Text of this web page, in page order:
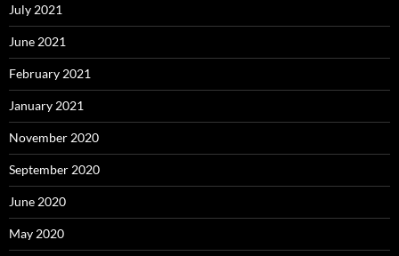
July 2021
June 2021
February 2021
January 2021
November 2020
September 2020
June 2020
May 2020